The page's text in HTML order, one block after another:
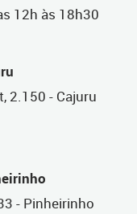
12h às 18h30
2.150 - Cajuru
- Pinheirinho